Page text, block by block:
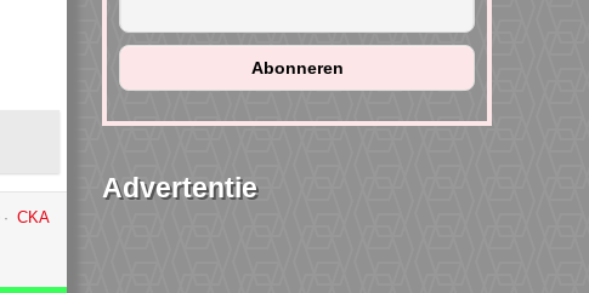
CKA
Advertentie